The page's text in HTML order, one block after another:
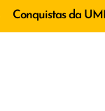
Conquistas da